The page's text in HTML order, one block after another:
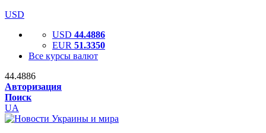
USD
USD 44.4886
EUR 51.3350
Все курсы валют
44.4886
Авторизация
Поиск
UA